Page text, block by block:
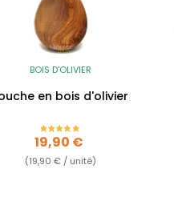
BOIS D'OLIVIER
en bois d'olivier
Prix
19,90 €
(19,90 € / unité)